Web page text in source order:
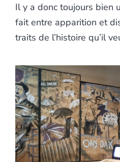
Il y a donc toujours bien
fait entre apparition et
traits de l’histoire qu’il